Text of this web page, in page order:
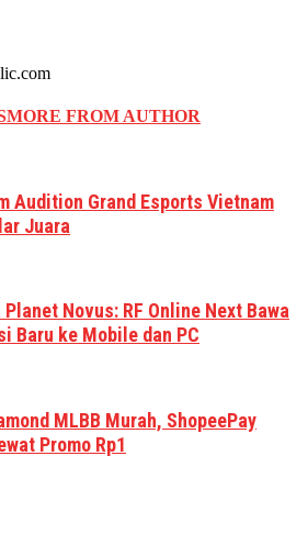
MORE FROM AUTHOR
Audition Grand Esports Vietnam
Juara
Novus: RF Online Next Bawa
Baru ke Mobile dan PC
MLBB Murah, ShopeePay
Promo Rp1